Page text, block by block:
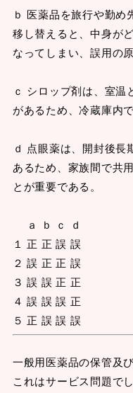
ｂ 医薬品を旅行や勤
移し替えると、中身が
なってしまい、誤用の
ｃ シロップ剤は、室
があるため、冷蔵庫内
ｄ 点眼薬は、開封後
あるため、家族間で共
とが重要である。
ａ ｂ ｃ ｄ
１ 正 正 誤 誤
２ 誤 正 正 誤
３ 誤 誤 正 正
４ 誤 誤 誤 正
５ 正 誤 誤 誤
一般用医薬品の保管及
これはサービス問題で